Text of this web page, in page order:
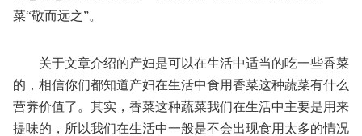
菜“敬而远之”。
关于文章介绍的产妇是可以在生活中适当的吃一些香菜
的，相信你们都知道产妇在生活中食用香菜这种蔬菜有什么
营养价值了。其实，香菜这种蔬菜我们在生活中主要是用来
提味的，所以我们在生活中一般是不会出现食用太多的情况